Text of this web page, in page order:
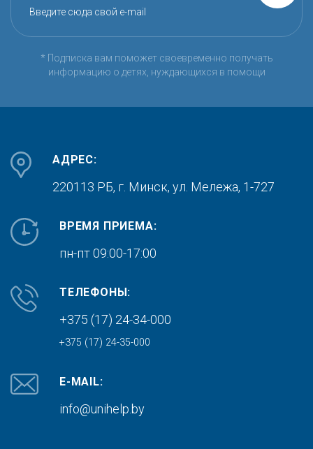
Введите сюда свой e-mail
* Подписка вам поможет своевременно получать
информацию о детях, нуждающихся в помощи
АДРЕС:
220113 РБ, г. Минск, ул. Мележа, 1-727
ВРЕМЯ ПРИЕМА:
пн-пт 09:00-17:00
ТЕЛЕФОНЫ:
+375 (17) 24-34-000
+375 (17) 24-35-000
E-MAIL:
info@unihelp.by